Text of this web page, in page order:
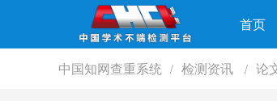
首页
中国知网查重系统 / 检测资讯 / 论